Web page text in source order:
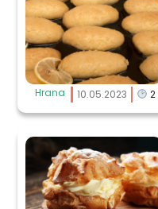
Hrana 10.05.2023 2